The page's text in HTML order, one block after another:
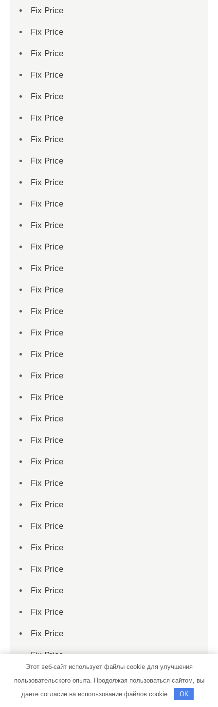
Fix Price
Fix Price
Fix Price
Fix Price
Fix Price
Fix Price
Fix Price
Fix Price
Fix Price
Fix Price
Fix Price
Fix Price
Fix Price
Fix Price
Fix Price
Fix Price
Fix Price
Fix Price
Fix Price
Fix Price
Fix Price
Fix Price
Fix Price
Fix Price
Fix Price
Fix Price
Fix Price
Fix Price
Fix Price
Fix Price
Fix Price
Fix Price
Этот веб-сайт использует файлы cookie для улучшения
пользовательского опыта. Продолжая пользоваться сайтом, вы
даете согласие на использование файлов cookie.
OK